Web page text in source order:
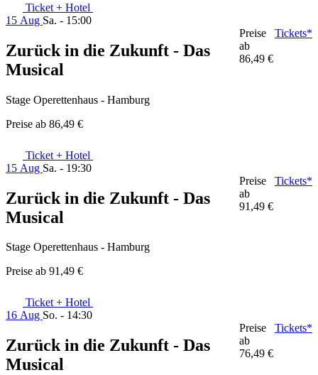
Ticket + Hotel
15 Aug Sa. - 15:00
Zurück in die Zukunft - Das
Musical
Stage Operettenhaus - Hamburg
Preise ab 86,49 €
Preise
ab
86,49 €
Tickets*
Ticket + Hotel
15 Aug Sa. - 19:30
Zurück in die Zukunft - Das
Musical
Stage Operettenhaus - Hamburg
Preise ab 91,49 €
Preise
ab
91,49 €
Tickets*
Ticket + Hotel
16 Aug So. - 14:30
Zurück in die Zukunft - Das
Musical
Preise
ab
76,49 €
Tickets*